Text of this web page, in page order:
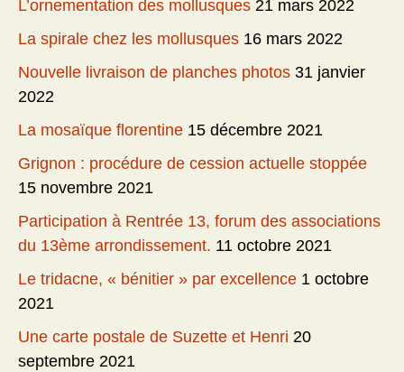
L’ornementation des mollusques 21 mars 2022
La spirale chez les mollusques 16 mars 2022
Nouvelle livraison de planches photos 31 janvier
2022
La mosaïque florentine 15 décembre 2021
Grignon : procédure de cession actuelle stoppée
15 novembre 2021
Participation à Rentrée 13, forum des associations
du 13ème arrondissement. 11 octobre 2021
Le tridacne, « bénitier » par excellence 1 octobre
2021
Une carte postale de Suzette et Henri 20
septembre 2021